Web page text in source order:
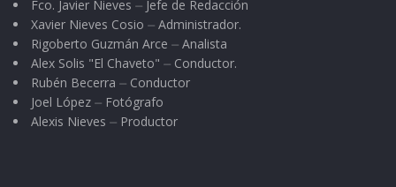
servicio tienen que trabajar a veces más
tiempo; y cuando la sociedad descansa o se
divierte, ellos lo dejan todo por acudir al
llamado.
Fco. Javier Nieves ⏤ Jefe de Redacción
Xavier Nieves Cosio ⏤ Administrador.
Rigoberto Guzmán Arce ⏤ Analista
Alex Solis "El Chaveto" ⏤ Conductor.
Rubén Becerra ⏤ Conductor
Joel López ⏤ Fotógrafo
Alexis Nieves ⏤ Productor